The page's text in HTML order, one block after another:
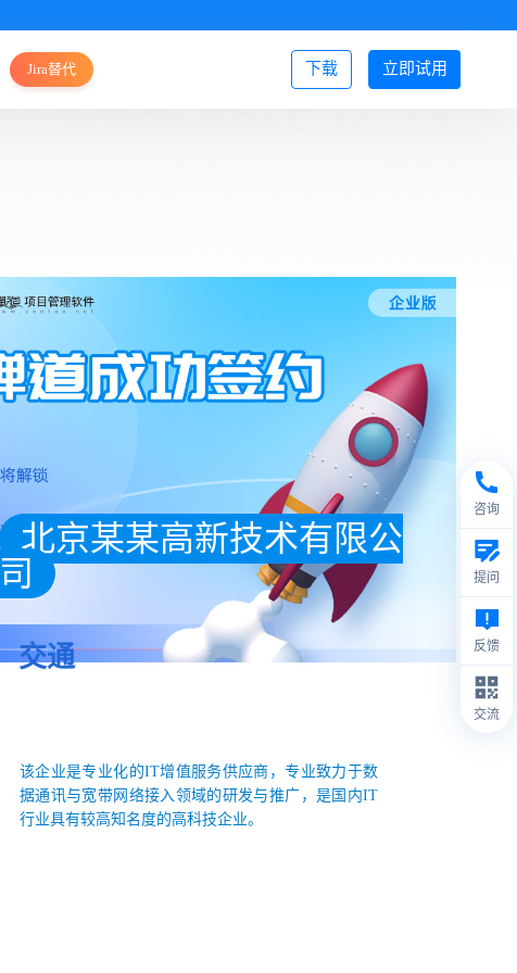
立即试用
下载
Jira替代 登录/注册
北京某某高新技术有限公
司
交通
该企业是专业化的IT增值服务供应商，专业致力于数
据通讯与宽带网络接入领域的研发与推广，是国内IT
行业具有较高知名度的高科技企业。
咨询
提问
反馈
交流